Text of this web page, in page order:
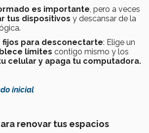
es importante, pero a veces
tus dispositivos y descansar de la
fijos para desconectarte: Elige un
límites contigo mismo y los
celular y apaga tu computadora.
inicial
renovar tus espacios